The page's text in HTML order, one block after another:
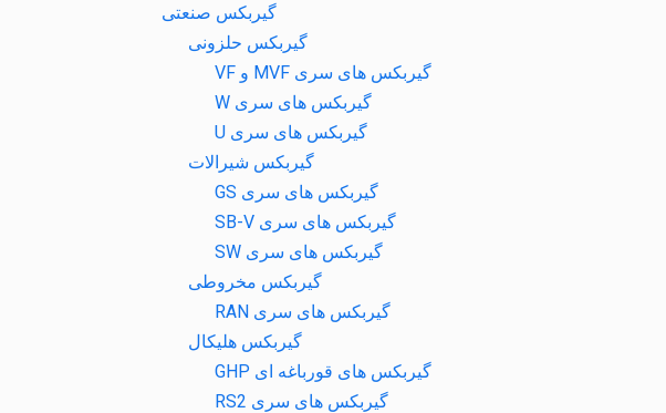
گیربکس صنعتی
گیربکس حلزونی
گیربکس های سری MVF و VF
گیربکس های سری W
گیربکس های سری U
گیربکس شیرالات
گیربکس های سری GS
گیربکس های سری SB-V
گیربکس های سری SW
گیربکس مخروطی
گیربکس های سری RAN
گیربکس هلیکال
گیربکس های قورباغه ای GHP
گیربکس های سری RS2